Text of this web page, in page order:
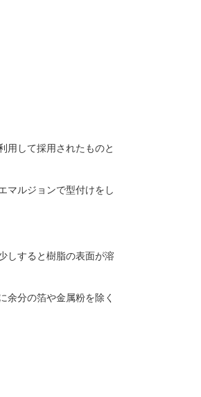
用して採用されたものと
マルジョンで型付けをし
しすると樹脂の表面が溶
余分の箔や金属粉を除く